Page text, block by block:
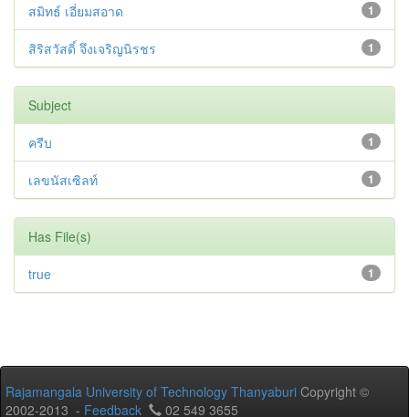
1
สมิทธ์ เอี่ยมสอาด
1
สิริสวัสดิ์ จึงเจริญนิรชร
Subject
1
ครีบ
1
เลขนัสเซิลท์
Has File(s)
1
true
Rajamangala University of Technology Thanyaburi Copyright ©
2002-2013 - Feedback 02 549 3655